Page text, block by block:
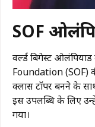
SOF
वर्ल्ड बिगेस्ट
Foundation(SOF)
क्लास टॉपर बनने के
इस उपलब्धि के लिए
गया।